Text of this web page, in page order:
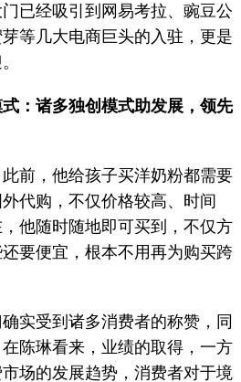
已经吸引到网易考拉、豌豆公
等几大电商巨头的入驻，更是
：诸多独创模式助发展，领先
，他给孩子买洋奶粉都需要
代购，不仅价格较高、时间
他随时随地即可买到，不仅方
要便宜，根本不用再为购买跨
受到诸多消费者的称赞，同
陈琳看来，业绩的取得，一方
场的发展趋势，消费者对于境